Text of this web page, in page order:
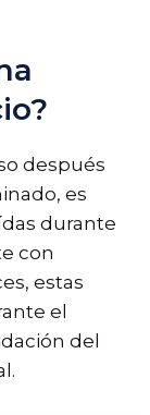
después
es
durante
con
estas
el
del